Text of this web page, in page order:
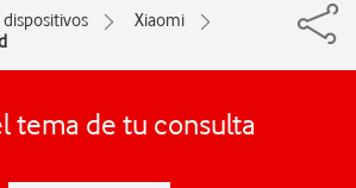
dispositivos
Xiaomi
tema de tu consulta